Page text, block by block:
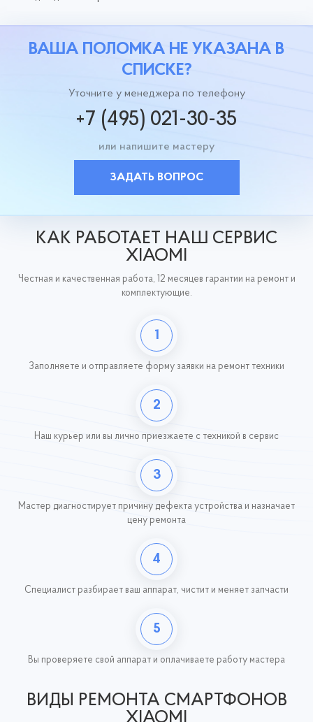
ВАША ПОЛОМКА НЕ УКАЗАНА В
СПИСКЕ?
Уточните у менеджера по телефону
+7 (495) 021-30-35
или напишите мастеру
ЗАДАТЬ ВОПРОС
КАК РАБОТАЕТ НАШ СЕРВИС
XIAOMI
Честная и качественная работа, 12 месяцев гарантии на ремонт и
комплектующие.
1
Заполняете и отправляете форму заявки на ремонт техники
2
Наш курьер или вы лично приезжаете с техникой в сервис
3
Мастер диагностирует причину дефекта устройства и назначает
цену ремонта
4
Специалист разбирает ваш аппарат, чистит и меняет запчасти
5
Вы проверяете свой аппарат и оплачиваете работу мастера
ВИДЫ РЕМОНТА СМАРТФОНОВ
XIAOMI